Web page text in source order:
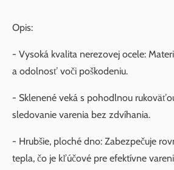
Opis:
- Vysoká kvalita nerezovej ocele:
a odolnosť voči poškodeniu.
- Sklenené veká s pohodlnou
sledovanie varenia bez zdvíhania.
- Hrubšie, ploché dno: Zabezpečuje
tepla, čo je kľúčové pre efektívne